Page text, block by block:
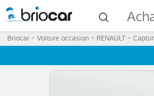
Briocar Voiture occasion RENAULT Captur